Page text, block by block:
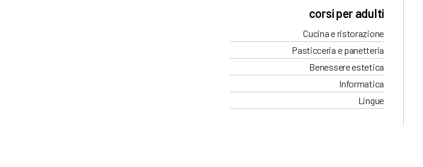
corsi per adulti
Cucina e ristorazione
Pasticceria e panetteria
Benessere estetica
Informatica
Lingue